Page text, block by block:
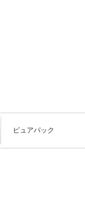
ピュアパック